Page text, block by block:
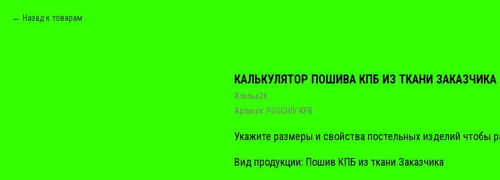
Назад к товарам
КАЛЬКУЛЯТОР ПОШИВА КПБ ИЗ ТКАНИ ЗАКАЗЧИКА
Ателье26
Артикул: POSCHIV-KPB
Укажите размеры и свойства постельных изделий чтобы
Вид продукции: Пошив КПБ из ткани Заказчика